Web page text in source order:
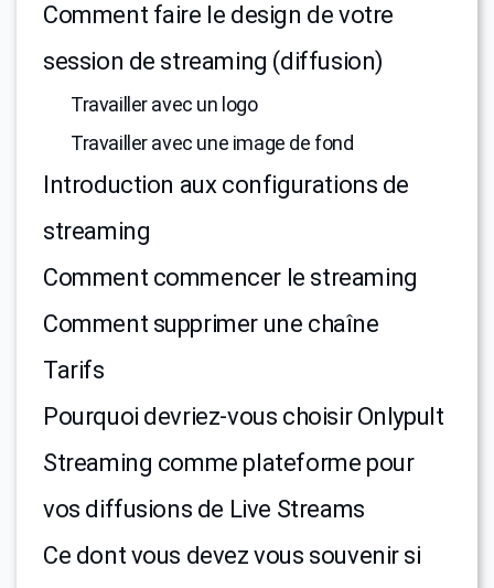
Comment faire le design de votre
session de streaming (diffusion)
Travailler avec un logo
Travailler avec une image de fond
Introduction aux configurations de
streaming
Comment commencer le streaming
Comment supprimer une chaîne
Tarifs
Pourquoi devriez-vous choisir Onlypult
Streaming comme plateforme pour
vos diffusions de Live Streams
Ce dont vous devez vous souvenir si